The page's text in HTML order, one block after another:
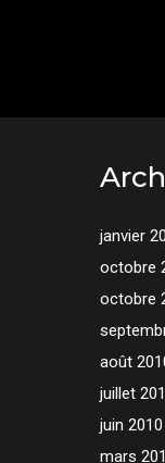
janvier
octobre
octobre
août
juillet
juin 2010
mars